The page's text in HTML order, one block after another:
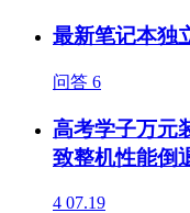
最新笔记本独
问答 6
高考学子万元
致整机性能倒
4 07.19